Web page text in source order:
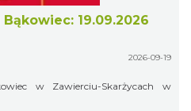
19.09.2026
2026-09-19
w Zawierciu-Skarżycach w